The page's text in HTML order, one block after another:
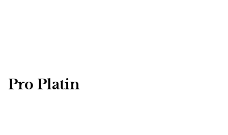
Pro Platin